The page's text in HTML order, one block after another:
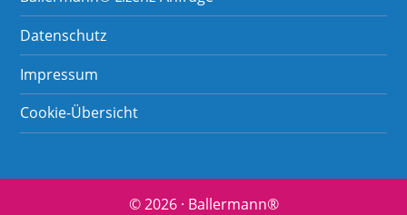
Datenschutz
Impressum
Cookie-Übersicht
© 2026 · Ballermann®